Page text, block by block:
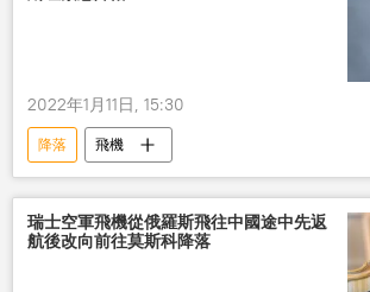
2022年1月11日, 15:30
降落 飛機
瑞士空軍飛機從俄羅斯飛往中國途中先返
航後改向前往莫斯科降落